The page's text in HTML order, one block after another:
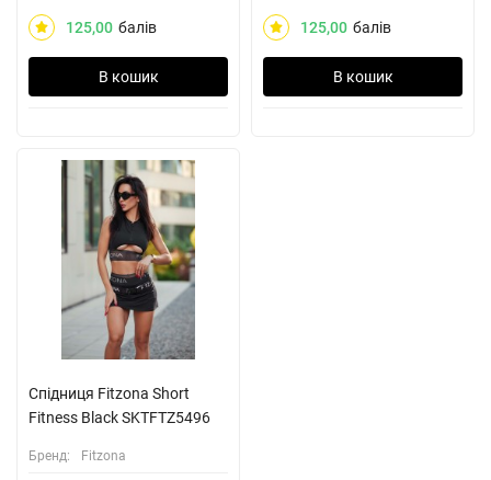
125,00 балів
В кошик
125,00 балів
В кошик
Спідниця Fitzona Short
Fitness Black SKTFTZ5496
Бренд: Fitzona